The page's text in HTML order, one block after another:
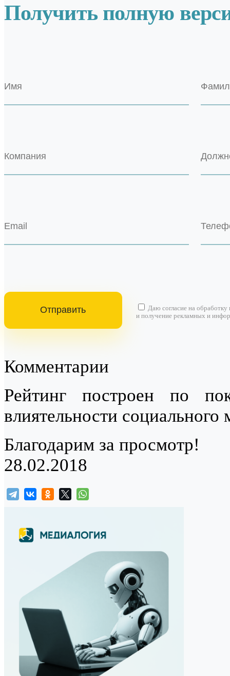
Получить полную
Даю согласие на обработку
и получение рекламных и
Комментарии
Рейтинг построен по
влиятельности
Благодарим за просмотр!
28.02.2018